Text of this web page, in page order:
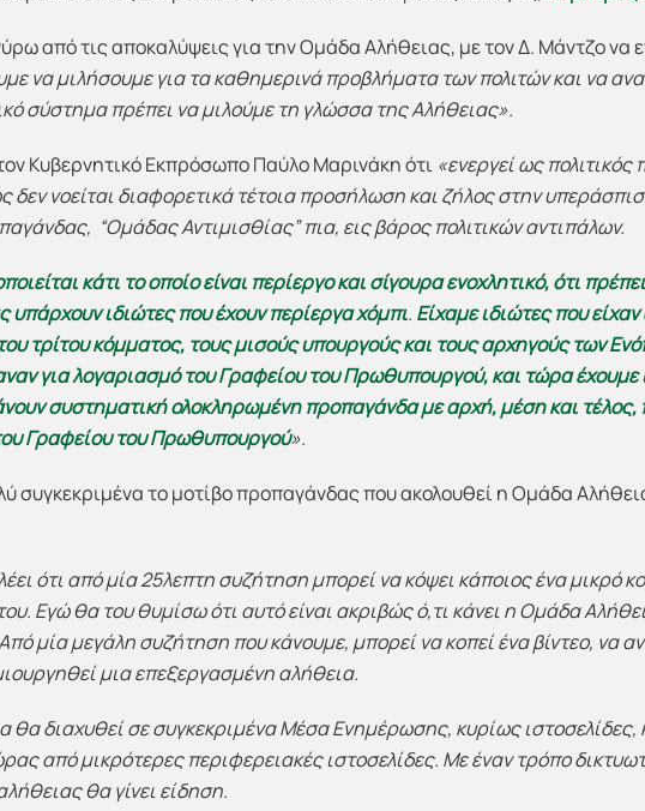
από τις αποκαλύψεις για την Ομάδα Αλήθειας, με τον Δ. Μάντζο να
να μιλήσουμε για τα καθημερινά προβλήματα των πολιτών και να
σύστημα πρέπει να μιλούμε τη γλώσσα της Αλήθειας».
Κυβερνητικό Εκπρόσωπο Παύλο Μαρινάκη ότι «ενεργεί ως
νοείται διαφορετικά τέτοια προσήλωση και ζήλος στην
“Ομάδας Αντιμισθίας” πια, εις βάρος πολιτικών αντιπάλων.
κάτι το οποίο είναι περίεργο και σίγουρα ενοχλητικό, ότι
ιδιώτες που έχουν περίεργα χόμπι. Είχαμε ιδιώτες που
τρίτου κόμματος, τους μισούς υπουργούς και τους αρχηγούς των
για λογαριασμό του Γραφείου του Πρωθυπουργού, και τώρα έχουμε
συστηματική ολοκληρωμένη προπαγάνδα με αρχή, μέση και τέλος,
Γραφείου του Πρωθυπουργού».
συγκεκριμένα το μοτίβο προπαγάνδας που ακολουθεί η Ομάδα
ότι από μία 25λεπτη συζήτηση μπορεί να κόψει κάποιος ένα μικρό
Εγώ θα του θυμίσω ότι αυτό είναι ακριβώς ό,τι κάνει η Ομάδα
μία μεγάλη συζήτηση που κάνουμε, μπορεί να κοπεί ένα βίντεο, να
μια επεξεργασμένη αλήθεια.
θα διαχυθεί σε συγκεκριμένα Μέσα Ενημέρωσης, κυρίως ιστοσελίδες,
από μικρότερες περιφερειακές ιστοσελίδες. Με έναν τρόπο
θα γίνει είδηση.